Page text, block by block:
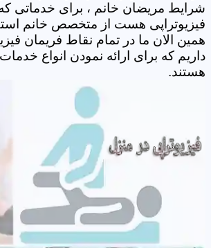
شرایط مریضان خانم ، برای خدماتی
فیزیوتراپی هست از متخصص خانم
همین الان ما در تمام نقاط فریمان
داریم که برای ارائه نمودن انواع خدمات
هستند.